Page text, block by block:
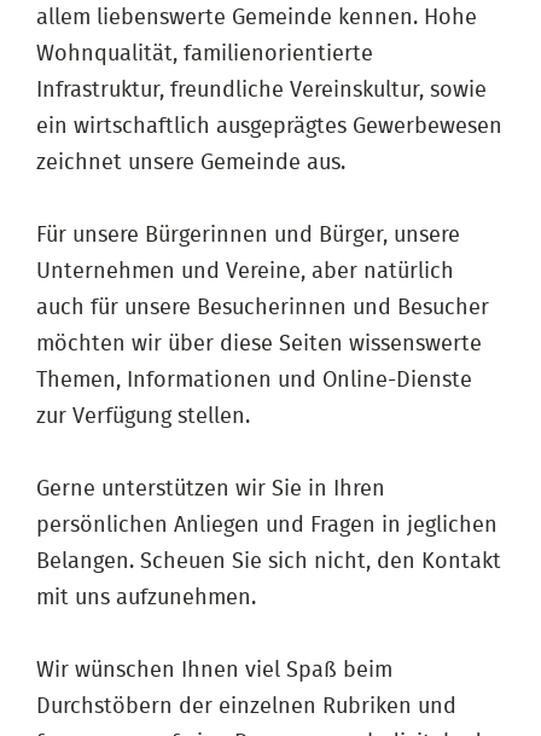
allem liebenswerte Gemeinde kennen. Hohe
Wohnqualität, familienorientierte
Infrastruktur, freundliche Vereinskultur, sowie
ein wirtschaftlich ausgeprägtes Gewerbewesen
zeichnet unsere Gemeinde aus.
Für unsere Bürgerinnen und Bürger, unsere
Unternehmen und Vereine, aber natürlich
auch für unsere Besucherinnen und Besucher
möchten wir über diese Seiten wissenswerte
Themen, Informationen und Online-Dienste
zur Verfügung stellen.
Gerne unterstützen wir Sie in Ihren
persönlichen Anliegen und Fragen in jeglichen
Belangen. Scheuen Sie sich nicht, den Kontakt
mit uns aufzunehmen.
Wir wünschen Ihnen viel Spaß beim
Durchstöbern der einzelnen Rubriken und